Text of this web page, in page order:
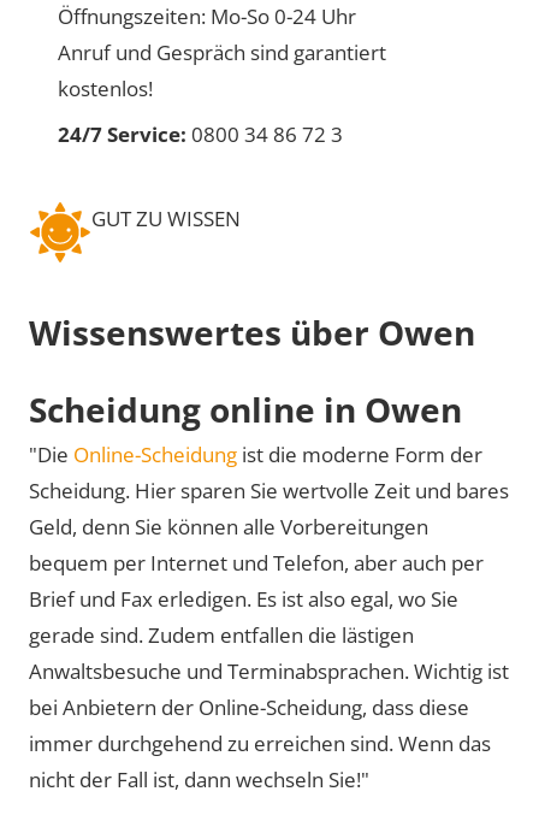
Öffnungszeiten: Mo-So 0-24 Uhr
Anruf und Gespräch sind garantiert
kostenlos!
24/7 Service: 0800 34 86 72 3
GUT ZU WISSEN
Wissenswertes über Owen
Scheidung online in Owen
"Die Online-Scheidung ist die moderne Form der
Scheidung. Hier sparen Sie wertvolle Zeit und bares
Geld, denn Sie können alle Vorbereitungen
bequem per Internet und Telefon, aber auch per
Brief und Fax erledigen. Es ist also egal, wo Sie
gerade sind. Zudem entfallen die lästigen
Anwaltsbesuche und Terminabsprachen. Wichtig ist
bei Anbietern der Online-Scheidung, dass diese
immer durchgehend zu erreichen sind. Wenn das
nicht der Fall ist, dann wechseln Sie!"